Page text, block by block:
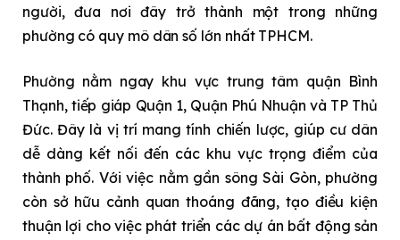
người, đưa nơi đây trở thành một trong những
phường có quy mô dân số lớn nhất TPHCM.
Phường nằm ngay khu vực trung tâm quận Bình
Thạnh, tiếp giáp Quận 1, Quận Phú Nhuận và TP Thủ
Đức. Đây là vị trí mang tính chiến lược, giúp cư dân
dễ dàng kết nối đến các khu vực trọng điểm của
thành phố. Với việc nằm gần sông Sài Gòn, phường
còn sở hữu cảnh quan thoáng đãng, tạo điều kiện
thuận lợi cho việc phát triển các dự án bất động sản